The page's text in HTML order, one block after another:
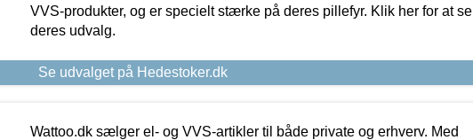
VVS-produkter, og er specielt stærke på deres pillefyr. Klik her for at se
deres udvalg.
Se udvalget på Hedestoker.dk
Wattoo.dk sælger el- og VVS-artikler til både private og erhverv. Med